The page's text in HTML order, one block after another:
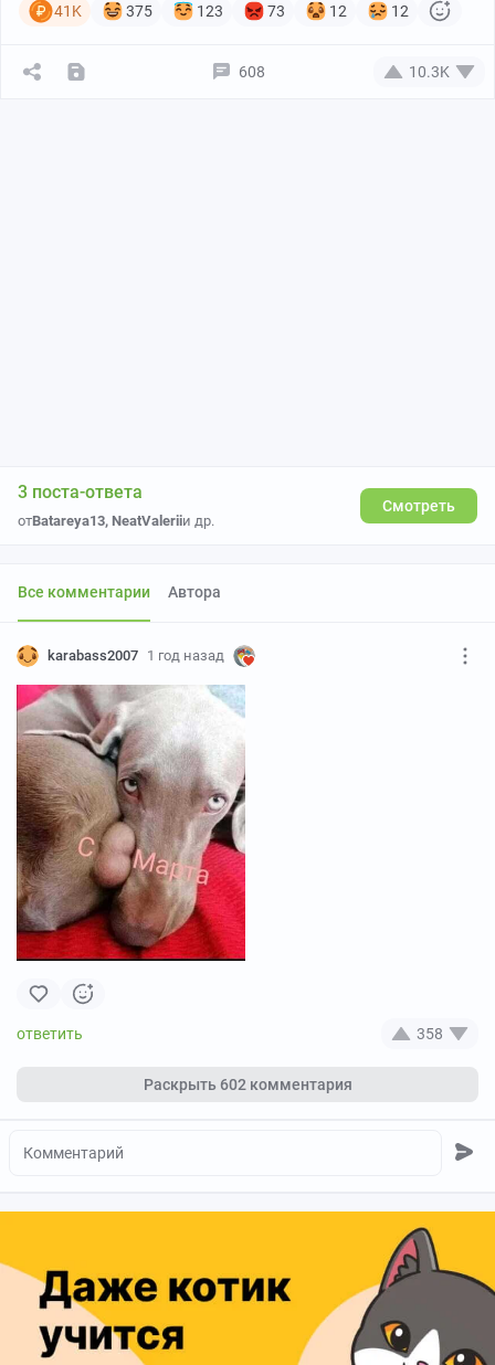
41K 375 123 73 12 12
608 10.3K
3 поста-ответа
отBatareya13, NeatValeriiи др.
Смотреть
Все комментарии Автора
karabass2007 1 год назад
358
Раскрыть602 комментария